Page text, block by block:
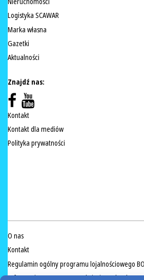
Logistyka SCAWAR
Marka własna
Gazetki
Aktualności
Znajdź nas:
Kontakt
Kontakt dla mediów
Polityka prywatności
O nas
Kontakt
Regulamin ogólny programu lojalnościowego
Informacja na temat sprzedaży żywych ryb